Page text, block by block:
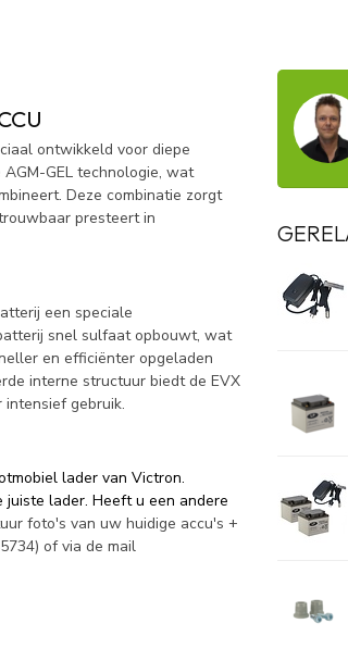
ontwikkeld voor diepe
GEL technologie, wat
Deze combinatie zorgt
presteert in
een speciale
snel sulfaat opbouwt, wat
en efficiënter opgeladen
interne structuur biedt de EVX
gebruik.
lader van Victron.
juiste lader. Heeft u een andere
foto's van uw huidige accu's +
of via de mail